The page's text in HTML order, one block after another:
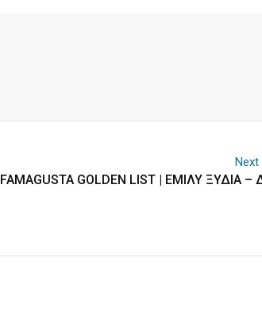
Next
FAMAGUSTA GOLDEN LIST | ΕΜΙΛΥ ΞΥΔΙΑ –